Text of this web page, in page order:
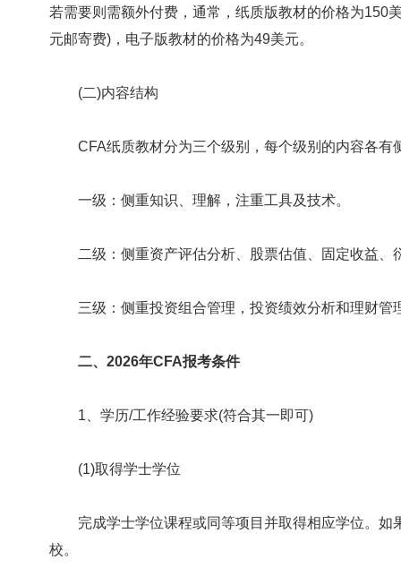
若需要则需额外付费，通常，纸质版教材的价格为150
元邮寄费)，电子版教材的价格为49美元。
(二)内容结构
CFA纸质教材分为三个级别，每个级别的内容各有
一级：侧重知识、理解，注重工具及技术。
二级：侧重资产评估分析、股票估值、固定收益、
三级：侧重投资组合管理，投资绩效分析和理财管
二、2026年CFA报考条件
1、学历/工作经验要求(符合其一即可)
(1)取得学士学位
完成学士学位课程或同等项目并取得相应学位。如
校。